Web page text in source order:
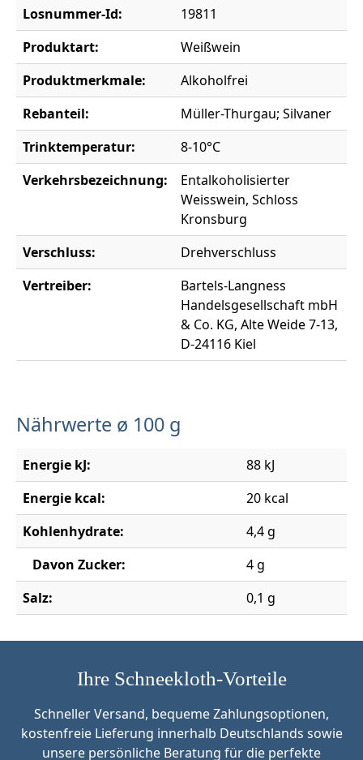
Losnummer-Id:
19811
Produktart:
Weißwein
Produktmerkmale:
Alkoholfrei
Rebanteil:
Müller-Thurgau; Silvaner
Trinktemperatur:
8-10°C
Verkehrsbezeichnung:
Entalkoholisierter
Weisswein, Schloss
Kronsburg
Verschluss:
Drehverschluss
Vertreiber:
Bartels-Langness
Handelsgesellschaft mbH
& Co. KG, Alte Weide 7-13,
D-24116 Kiel
Nährwerte ø 100 g
Energie kJ:
88 kJ
Energie kcal:
20 kcal
Kohlenhydrate:
4,4 g
Davon Zucker:
4 g
Salz:
0,1 g
Ihre Schneekloth-Vorteile
Schneller Versand, bequeme Zahlungsoptionen,
kostenfreie Lieferung innerhalb Deutschlands sowie
unsere persönliche Beratung für die perfekte